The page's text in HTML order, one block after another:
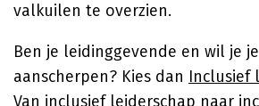
valkuilen te overzien.
Ben je leidinggevende en wil je
aanscherpen? Kies dan Inclusief
Van inclusief leiderschap naar